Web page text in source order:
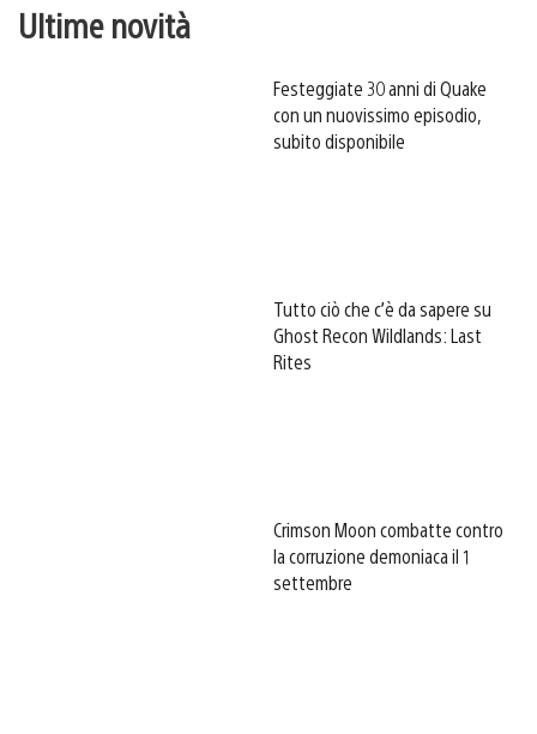
Ultime novità
Festeggiate 30 anni di Quake
con un nuovissimo episodio,
subito disponibile
Tutto ciò che c’è da sapere su
Ghost Recon Wildlands: Last
Rites
Crimson Moon combatte contro
la corruzione demoniaca il 1
settembre